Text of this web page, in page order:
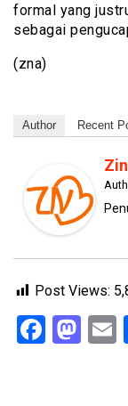
formal yang
sebagai
(zna)
Author Recent
Post Views: